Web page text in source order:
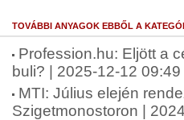
TOVÁBBI ANYAGOK EBBŐL A
Profession.hu: Eljött a
buli? | 2025-12-12 09:49
MTI: Július elején
Szigetmonostoron |